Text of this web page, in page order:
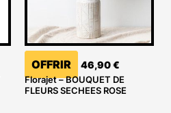
OFFRIR 46,90€
Florajet – BOUQUET DE
FLEURS SECHEES ROSE